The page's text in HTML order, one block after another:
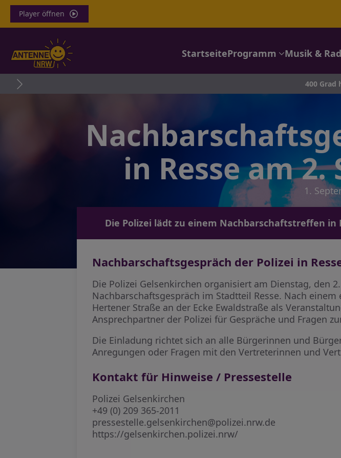
Player öffnen
StartseiteProgramm Musik &
400 Grad heiße Bremse:
in Resse am
1.
Die Polizei lädt zu einem Nachbarschaftstreffen
Nachbarschaftsgespräch der Polizei in
Die Polizei Gelsenkirchen organisiert am Dienstag, den
Nachbarschaftsgespräch im Stadtteil Resse. Nach
Hertener Straße an der Ecke Ewaldstraße als
Ansprechpartner der Polizei für Gespräche und Fragen
Die Einladung richtet sich an alle Bürgerinnen und
Anregungen oder Fragen mit den Vertreterinnen und
Kontakt für Hinweise / Pressestelle
Polizei Gelsenkirchen
+49 (0) 209 365-2011
pressestelle.gelsenkirchen@polizei.nrw.de
https://gelsenkirchen.polizei.nrw/